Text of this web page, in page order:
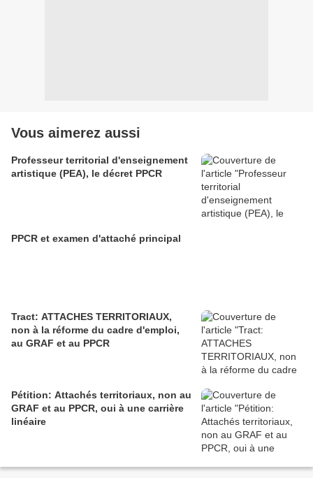
Vous aimerez aussi
Professeur territorial d'enseignement
artistique (PEA), le décret PPCR
PPCR et examen d'attaché principal
Tract: ATTACHES TERRITORIAUX,
non à la réforme du cadre d'emploi,
au GRAF et au PPCR
Pétition: Attachés territoriaux, non au
GRAF et au PPCR, oui à une carrière
linéaire